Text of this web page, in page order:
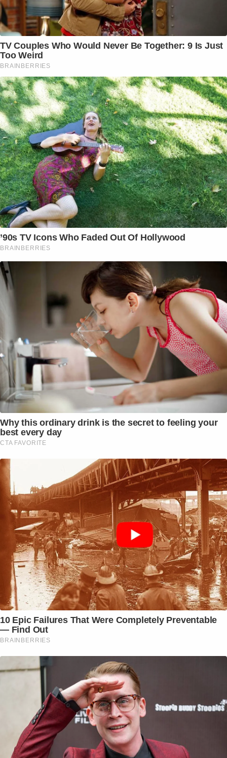
TV Couples Who Would Never Be Together: 9 Is Just
Too Weird
BRAINBERRIES
’90s TV Icons Who Faded Out Of Hollywood
BRAINBERRIES
Why this ordinary drink is the secret to feeling your
best every day
CTA FAVORITE
10 Epic Failures That Were Completely Preventable
— Find Out
BRAINBERRIES